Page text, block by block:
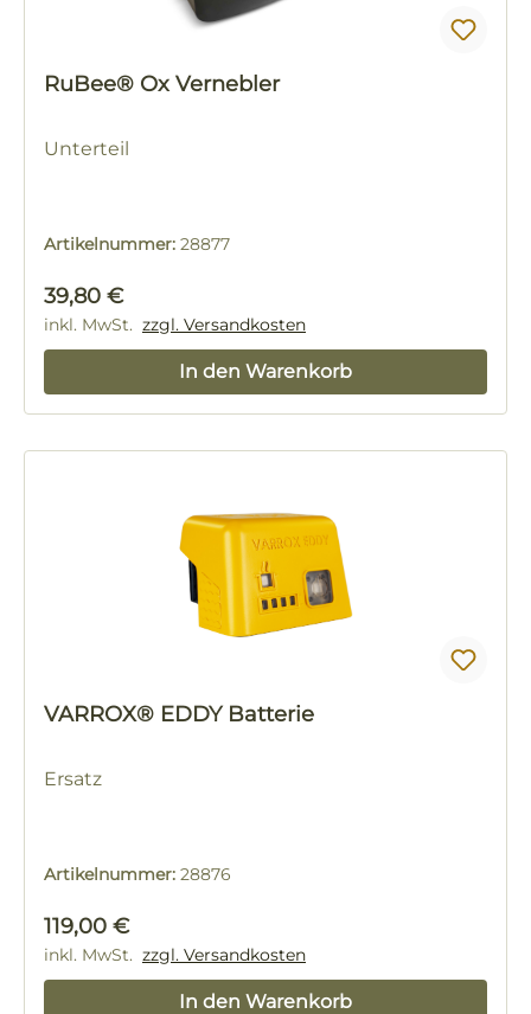
RuBee® Ox Vernebler
Unterteil
Artikelnummer: 28877
Regulärer Preis:
39,80 €
inkl. MwSt. zzgl. Versandkosten
In den Warenkorb
VARROX® EDDY Batterie
Ersatz
Artikelnummer: 28876
Regulärer Preis:
119,00 €
inkl. MwSt. zzgl. Versandkosten
In den Warenkorb